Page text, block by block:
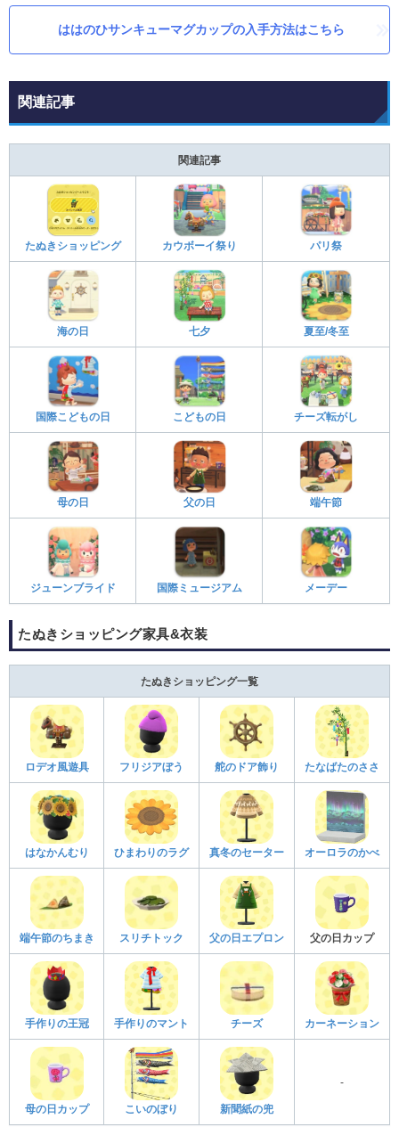
ははのひサンキューマグカップの入手方法はこちら
関連記事
関連記事
たぬきショッピング カウボーイ祭り パリ祭
海の日 七夕 夏至/冬至
国際こどもの日 こどもの日 チーズ転がし
母の日 父の日 端午節
ジューンブライド 国際ミュージアム メーデー
たぬきショッピング家具&衣装
たぬきショッピング一覧
ロデオ風遊具 フリジアぼう 舵のドア飾り たなばたのささ
はなかんむり ひまわりのラグ 真冬のセーター オーロラのかべ
端午節のちまき スリチトック 父の日エプロン 父の日カップ
手作りの王冠 手作りのマント チーズ カーネーション
母の日カップ こいのぼり 新聞紙の兜
-